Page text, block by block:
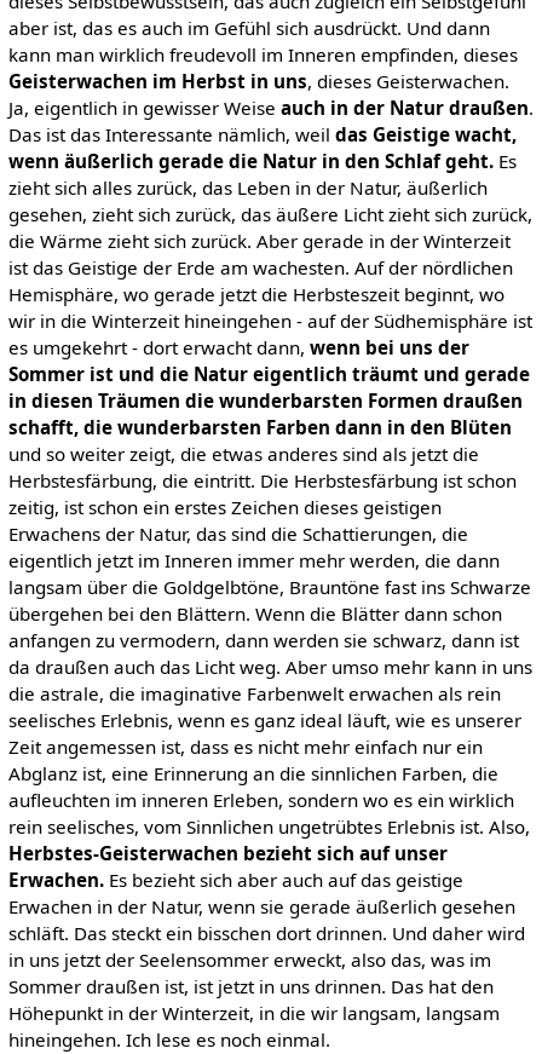
aber ist, das es auch im Gefühl sich ausdrückt. Und dann
kann man wirklich freudevoll im Inneren empfinden, dieses
Geisterwachen im Herbst in uns, dieses Geisterwachen.
Ja, eigentlich in gewisser Weise auch in der Natur draußen.
Das ist das Interessante nämlich, weil das Geistige wacht,
wenn äußerlich gerade die Natur in den Schlaf geht.Es
zieht sich alles zurück, das Leben in der Natur, äußerlich
gesehen, zieht sich zurück, das äußere Licht zieht sich zurück,
die Wärme zieht sich zurück. Aber gerade in der Winterzeit
ist das Geistige der Erde am wachesten. Auf der nördlichen
Hemisphäre, wo gerade jetzt die Herbsteszeit beginnt, wo
wir in die Winterzeit hineingehen - auf der Südhemisphäre ist
es umgekehrt - dort erwacht dann, wenn bei uns der
Sommer ist und die Natur eigentlich träumt und gerade
in diesen Träumen die wunderbarsten Formen draußen
schafft, die wunderbarsten Farben dann in den Blüten
und so weiter zeigt, die etwas anderes sind als jetzt die
Herbstesfärbung, die eintritt. Die Herbstesfärbung ist schon
zeitig, ist schon ein erstes Zeichen dieses geistigen
Erwachens der Natur, das sind die Schattierungen, die
eigentlich jetzt im Inneren immer mehr werden, die dann
langsam über die Goldgelbtöne, Brauntöne fast ins Schwarze
übergehen bei den Blättern. Wenn die Blätter dann schon
anfangen zu vermodern, dann werden sie schwarz, dann ist
da draußen auch das Licht weg. Aber umso mehr kann in uns
die astrale, die imaginative Farbenwelt erwachen als rein
seelisches Erlebnis, wenn es ganz ideal läuft, wie es unserer
Zeit angemessen ist, dass es nicht mehr einfach nur ein
Abglanz ist, eine Erinnerung an die sinnlichen Farben, die
aufleuchten im inneren Erleben, sondern wo es ein wirklich
rein seelisches, vom Sinnlichen ungetrübtes Erlebnis ist. Also,
Herbstes-Geisterwachen bezieht sich auf unser
Erwachen.Es bezieht sich aber auch auf das geistige
Erwachen in der Natur, wenn sie gerade äußerlich gesehen
schläft. Das steckt ein bisschen dort drinnen. Und daher wird
in uns jetzt der Seelensommer erweckt, also das, was im
Sommer draußen ist, ist jetzt in uns drinnen. Das hat den
Höhepunkt in der Winterzeit, in die wir langsam, langsam
hineingehen. Ich lese es noch einmal.